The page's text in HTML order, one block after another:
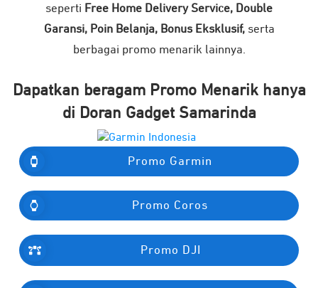
seperti Free Home Delivery Service, Double
Garansi, Poin Belanja, Bonus Eksklusif, serta
berbagai promo menarik lainnya.
Dapatkan beragam Promo Menarik hanya
di Doran Gadget Samarinda
Promo Garmin
Promo Coros
Promo DJI